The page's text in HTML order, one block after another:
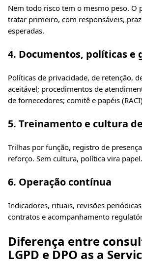
Nem todo risco tem o mesmo peso. O
tratar primeiro, com responsáveis,
esperadas.
4. Documentos, políticas e
Políticas de privacidade, de retenção,
aceitável; procedimentos de
de fornecedores; comitê e papéis
5. Treinamento e cultura
Trilhas por função, registro de
reforço. Sem cultura, política vira papel.
6. Operação contínua
Indicadores, rituais, revisões
contratos e acompanhamento
Diferença entre
LGPD e DPO as a